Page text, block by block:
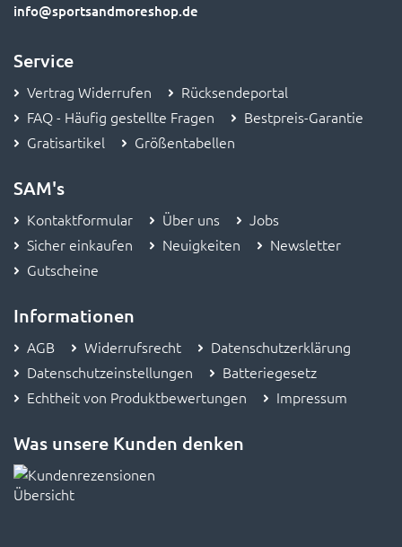
info@sportsandmoreshop.de
Service
Vertrag Widerrufen
Rücksendeportal
FAQ - Häufig gestellte Fragen
Bestpreis-Garantie
Gratisartikel
Größentabellen
SAM's
Kontaktformular Über uns
Jobs
Sicher einkaufen
Neuigkeiten
Newsletter
Gutscheine
Informationen
AGB Widerrufsrecht
Datenschutzerklärung
Datenschutzeinstellungen
Batteriegesetz
Echtheit von Produktbewertungen
Impressum
Was unsere Kunden denken